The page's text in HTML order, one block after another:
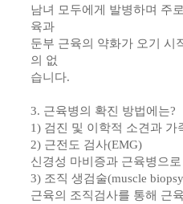
남녀 모두에게 발병하며 주
육과
둔부 근육의 약화가 오기 시
의 없
습니다.
3. 근육병의 확진 방법에는?
1) 검진 및 이학적 소견과 가
2) 근전도 검사(EMG)
신경성 마비증과 근육병으
3) 조직 생검술(muscle
근육의 조직검사를 통해 근